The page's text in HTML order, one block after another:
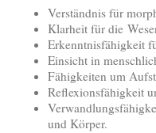
Verständnis für
Klarheit für die
Erkenntnisfähigkeit
Einsicht in
Fähigkeiten um
Reflexionsfähigkeit
und Körper.